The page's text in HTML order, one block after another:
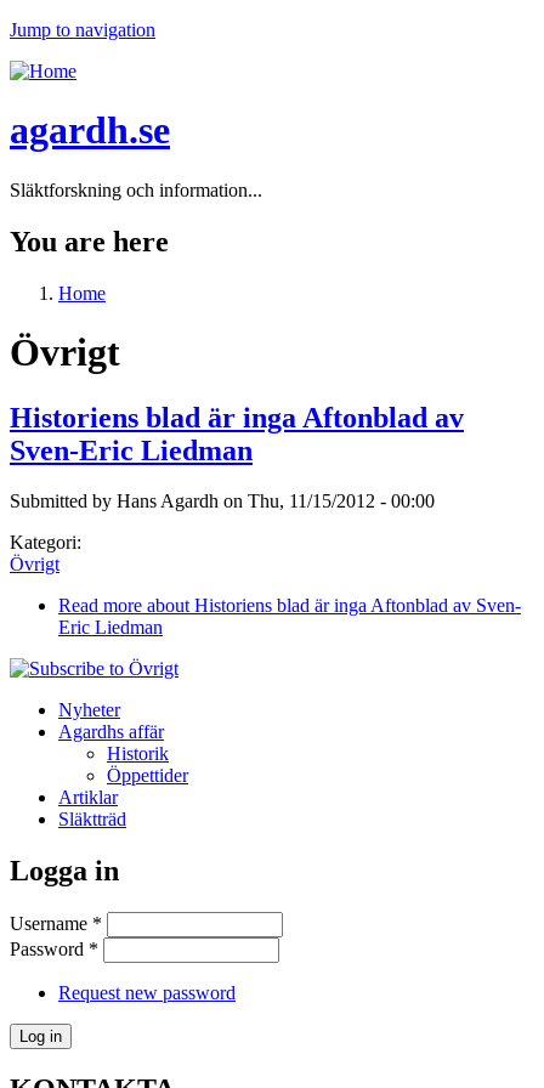
Jump to navigation
agardh.se
Släktforskning och information...
You are here
Home
Övrigt
Historiens blad är inga Aftonblad av
Sven-Eric Liedman
Submitted by Hans Agardh on Thu, 11/15/2012 - 00:00
Kategori:
Övrigt
Read more about Historiens blad är inga Aftonblad av Sven-
Eric Liedman
Nyheter
Agardhs affär
Historik
Öppettider
Artiklar
Släktträd
Logga in
Username *
Password *
Request new password